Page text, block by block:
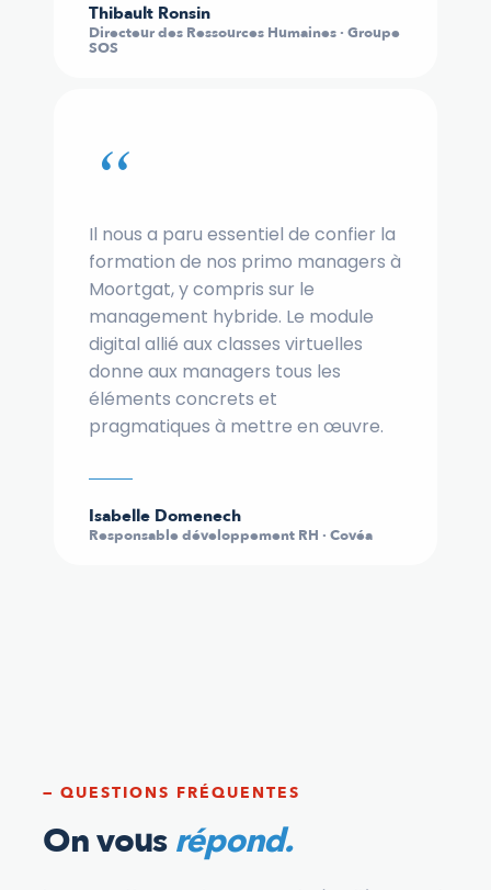
Thibault Ronsin
Directeur des Ressources Humaines · Groupe
SOS
“
Il nous a paru essentiel de confier la
formation de nos primo managers à
Moortgat, y compris sur le
management hybride. Le module
digital allié aux classes virtuelles
donne aux managers tous les
éléments concrets et
pragmatiques à mettre en œuvre.
Isabelle Domenech
Responsable développement RH · Covéa
— QUESTIONS FRÉQUENTES
On vousrépond.